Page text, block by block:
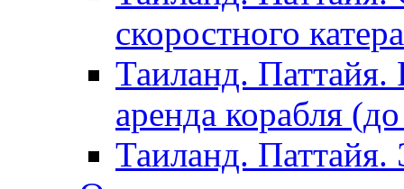
скоростного
Таиланд. Паттайя.
аренда корабля
Таиланд.